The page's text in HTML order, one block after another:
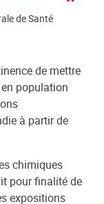
de Santé
de mettre
population
à partir de
chimiques
pour finalité de
expositions